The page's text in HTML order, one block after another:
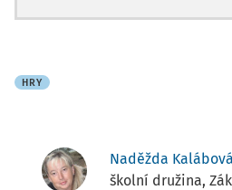
HRY
Naděžda Kalábová
školní družina,